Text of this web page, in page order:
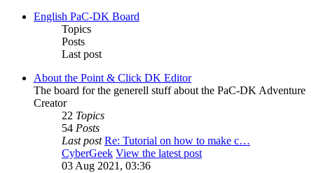
English PaC-DK Board
Topics
Posts
Last post
About the Point & Click DK Editor
The board for the generell stuff about the PaC-DK Adventure
Creator
22 Topics
54 Posts
Last post Re: Tutorial on how to make c…
CyberGeek View the latest post
03 Aug 2021, 03:36